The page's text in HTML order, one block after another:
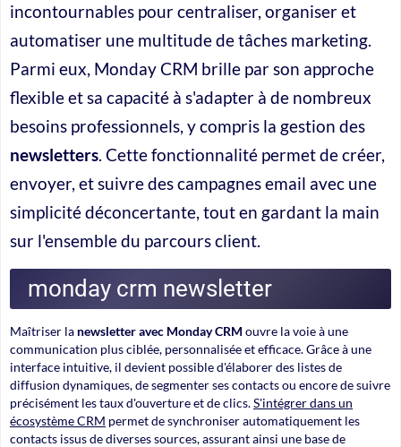
incontournables pour centraliser, organiser et
automatiser une multitude de tâches marketing.
Parmi eux, Monday CRM brille par son approche
flexible et sa capacité à s'adapter à de nombreux
besoins professionnels, y compris la gestion des
newsletters. Cette fonctionnalité permet de créer,
envoyer, et suivre des campagnes email avec une
simplicité déconcertante, tout en gardant la main
sur l'ensemble du parcours client.
monday crm newsletter
Maîtriser la newsletter avec Monday CRM ouvre la voie à une
communication plus ciblée, personnalisée et efficace. Grâce à une
interface intuitive, il devient possible d'élaborer des listes de
diffusion dynamiques, de segmenter ses contacts ou encore de suivre
précisément les taux d'ouverture et de clics.S'intégrer dans un
écosystème CRM permet de synchroniser automatiquement les
contacts issus de diverses sources, assurant ainsi une base de